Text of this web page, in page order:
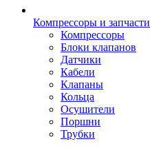
Компрессоры и запчасти
Компрессоры
Блоки клапанов
Датчики
Кабели
Клапаны
Кольца
Осушители
Поршни
Трубки